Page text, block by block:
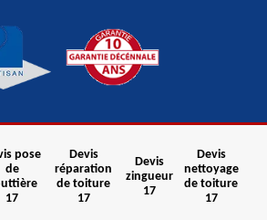
pose
de
17
Devis
réparation
de toiture
17
Devis
zingueur
17
Devis
nettoyage
de toiture
17